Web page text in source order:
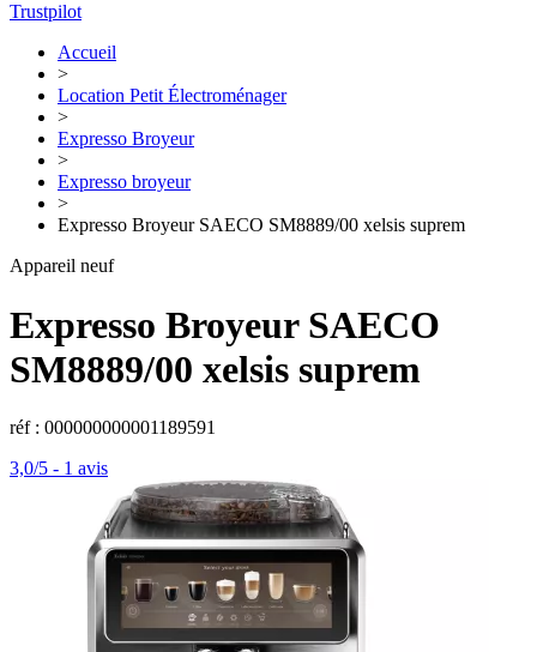
Trustpilot
Accueil
>
Location Petit Électroménager
>
Expresso Broyeur
>
Expresso broyeur
>
Expresso Broyeur SAECO SM8889/00 xelsis suprem
Appareil neuf
Expresso Broyeur SAECO
SM8889/00 xelsis suprem
réf : 000000000001189591
3,0/5 - 1 avis